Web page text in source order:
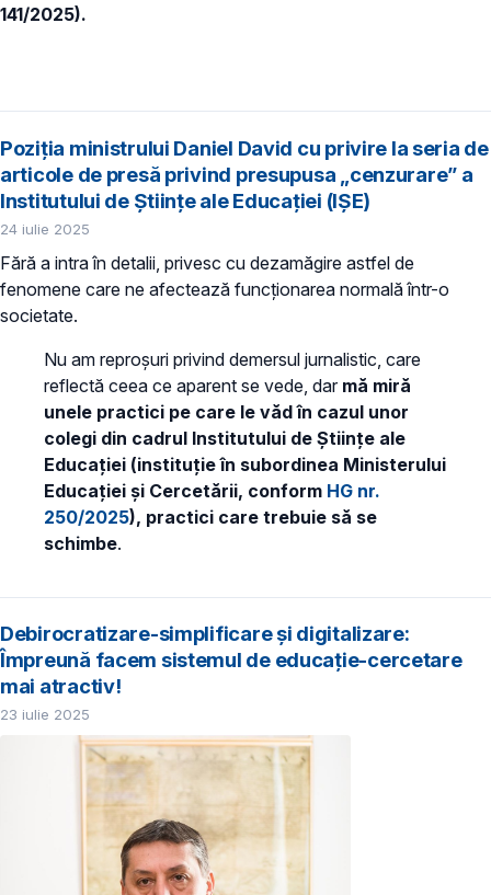
141/2025).
Poziția ministrului Daniel David cu privire la seria de
articole de presă privind presupusa „cenzurare” a
Institutului de Științe ale Educației (IȘE)
24 iulie 2025
Fără a intra în detalii, privesc cu dezamăgire astfel de
fenomene care ne afectează funcționarea normală într-o
societate.
Nu am reproșuri privind demersul jurnalistic, care
reflectă ceea ce aparent se vede, dar mă miră
unele practici pe care le văd în cazul unor
colegi din cadrul Institutului de Științe ale
Educației (instituție în subordinea Ministerului
Educației și Cercetării, conform HG nr.
250/2025), practici care trebuie să se
schimbe.
Debirocratizare-simplificare și digitalizare:
Împreună facem sistemul de educație-cercetare
mai atractiv!
23 iulie 2025